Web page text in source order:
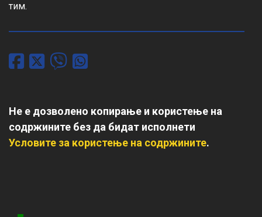
тим.
Не е дозволено копирање и користење на
содржините без да бидат исполнети
Условите за користење на содржините.